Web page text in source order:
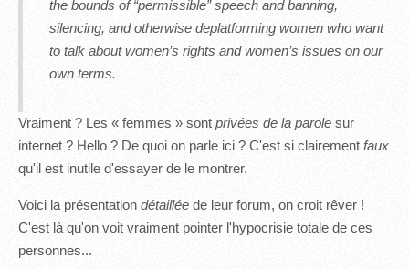
the bounds of “permissible” speech and banning,
silencing, and otherwise deplatforming women who want
to talk about women’s rights and women’s issues on our
own terms.
Vraiment ? Les « femmes » sont privées de la parole sur
internet ? Hello ? De quoi on parle ici ? C'est si clairement faux
qu'il est inutile d'essayer de le montrer.
Voici la présentation détaillée de leur forum, on croit rêver !
C'est là qu'on voit vraiment pointer l'hypocrisie totale de ces
personnes...